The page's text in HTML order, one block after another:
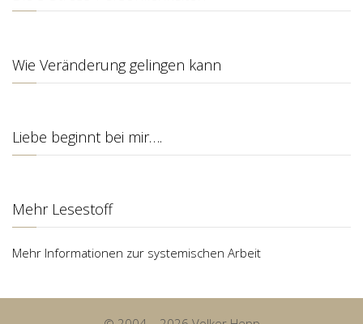
Wie Veränderung gelingen kann
Liebe beginnt bei mir….
Mehr Lesestoff
Mehr Informationen zur systemischen Arbeit